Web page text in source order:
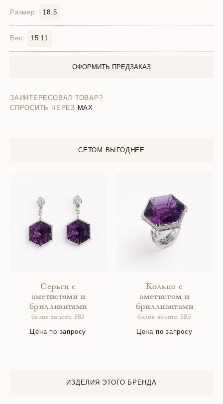
Размер: 18.5
Вес: 15.11
ОФОРМИТЬ ПРЕДЗАКАЗ
ЗАИНТЕРЕСОВАЛ ТОВАР?
СПРОСИТЬ ЧЕРЕЗ MAX
СЕТОМ ВЫГОДНЕЕ
Серьги с
аметистами и
бриллиантами
белое золото 585
Цена по запросу
Кольцо с
аметистом и
бриллиантами
белое золото 585
Цена по запросу
ИЗДЕЛИЯ ЭТОГО БРЕНДА